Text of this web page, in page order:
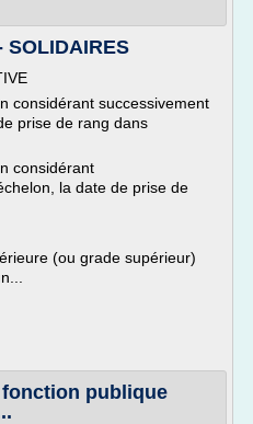
considérant successivement
prise de rang dans
considérant
la date de prise de
(ou grade supérieur)
publique